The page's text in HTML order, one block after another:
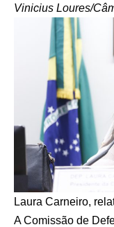
Vinicius Loures/
Laura Carneiro,
A Comissão de